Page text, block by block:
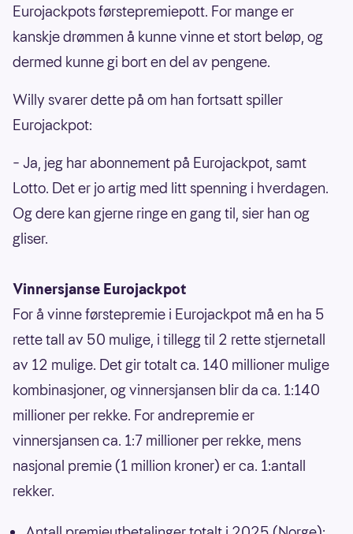
Eurojackpots førstepremiepott. For mange er
kanskje drømmen å kunne vinne et stort beløp, og
dermed kunne gi bort en del av pengene.
Willy svarer dette på om han fortsatt spiller
Eurojackpot:
– Ja, jeg har abonnement på Eurojackpot, samt
Lotto. Det er jo artig med litt spenning i hverdagen.
Og dere kan gjerne ringe en gang til, sier han og
gliser.
Vinnersjanse Eurojackpot
For å vinne førstepremie i Eurojackpot må en ha 5
rette tall av 50 mulige, i tillegg til 2 rette stjernetall
av 12 mulige. Det gir totalt ca. 140 millioner mulige
kombinasjoner, og vinnersjansen blir da ca. 1:140
millioner per rekke. For andrepremie er
vinnersjansen ca. 1:7 millioner per rekke, mens
nasjonal premie (1 million kroner) er ca. 1:antall
rekker.